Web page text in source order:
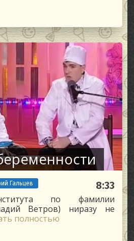
Гальцев 8:33
по фамилии
Ветров) ниразу не
полностью